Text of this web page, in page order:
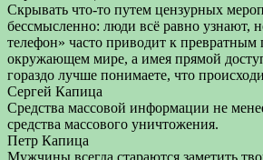
Скрывать что-то путем цензурных
бессмысленно: люди всё равно узнают,
телефон» часто приводит к превратным
окружающем мире, а имея прямой
гораздо лучше понимаете, что
Сергей Капица
Средства массовой информации не
средства массового уничтожения.
Петр Капица
Мужчины всегда стараются заметить